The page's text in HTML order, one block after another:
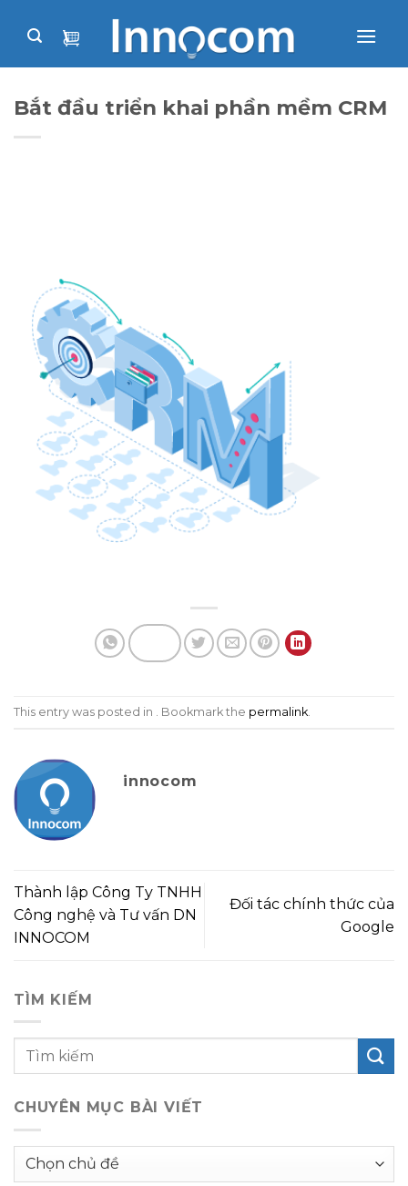
Bắt đầu triển khai phần mềm CRM
This entry was posted in . Bookmark the permalink
innocom
Thành lập Công Ty TNHH
Công nghệ và Tư vấn DN
INNOCOM
Đối tác chính thức của
Google
TÌM KIẾM
CHUYÊN MỤC BÀI VIẾT
Chuyên